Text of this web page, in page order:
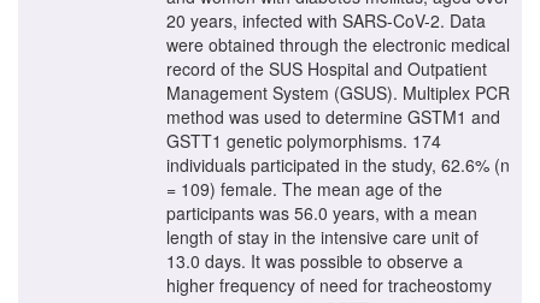
20 years, infected with SARS-CoV-2. Data
were obtained through the electronic medical
record of the SUS Hospital and Outpatient
Management System (GSUS). Multiplex PCR
method was used to determine GSTM1 and
GSTT1 genetic polymorphisms. 174
individuals participated in the study, 62.6% (n
= 109) female. The mean age of the
participants was 56.0 years, with a mean
length of stay in the intensive care unit of
13.0 days. It was possible to observe a
higher frequency of need for tracheostomy